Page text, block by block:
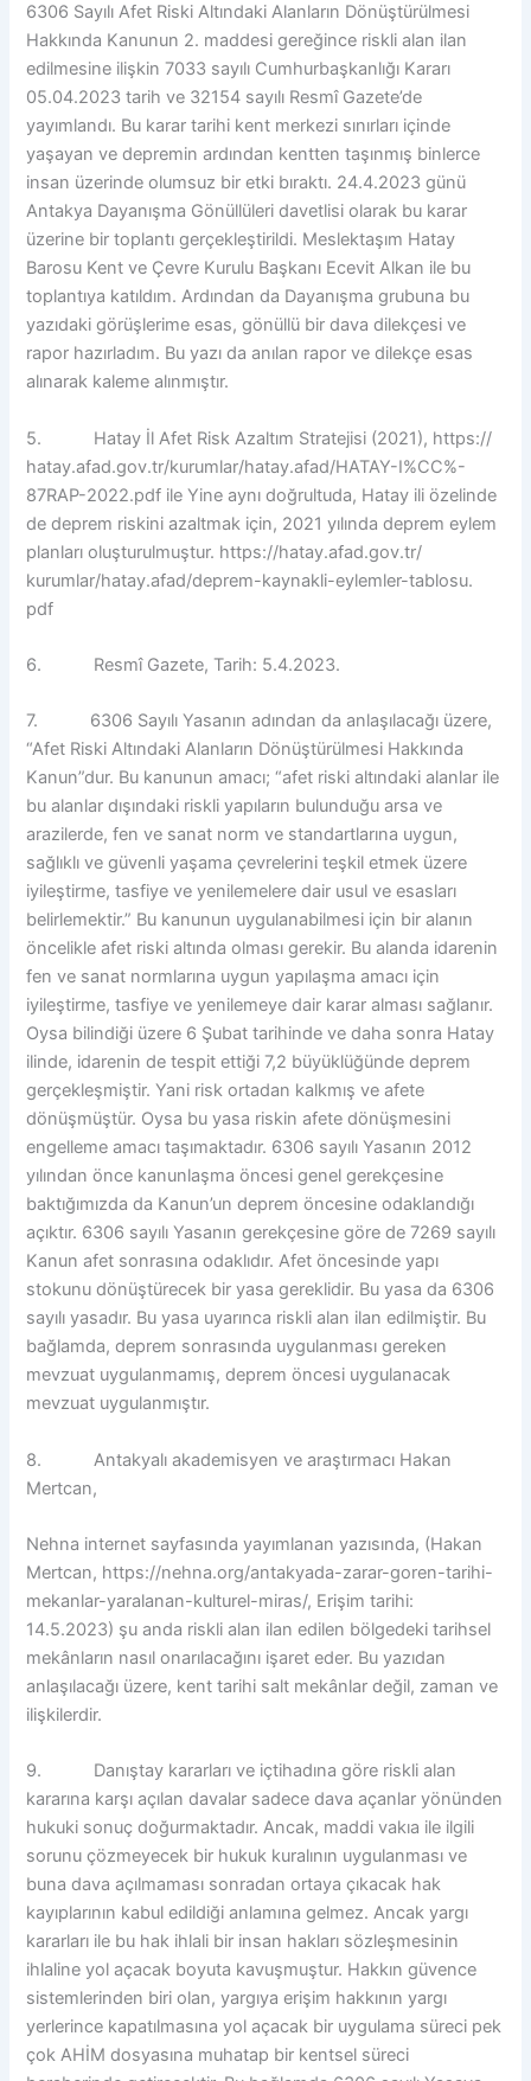
6306 Sayılı Afet Riski Altındaki Alanların Dönüştürülmesi
Hakkında Kanunun 2. maddesi gereğince riskli alan ilan
edilmesine ilişkin 7033 sayılı Cumhurbaşkanlığı Kararı
05.04.2023 tarih ve 32154 sayılı Resmî Gazete’de
yayımlandı. Bu karar tarihi kent merkezi sınırları içinde
yaşayan ve depremin ardından kentten taşınmış binlerce
insan üzerinde olumsuz bir etki bıraktı. 24.4.2023 günü
Antakya Dayanışma Gönüllüleri davetlisi olarak bu karar
üzerine bir toplantı gerçekleştirildi. Meslektaşım Hatay
Barosu Kent ve Çevre Kurulu Başkanı Ecevit Alkan ile bu
toplantıya katıldım. Ardından da Dayanışma grubuna bu
yazıdaki görüşlerime esas, gönüllü bir dava dilekçesi ve
rapor hazırladım. Bu yazı da anılan rapor ve dilekçe esas
alınarak kaleme alınmıştır.
5. Hatay İl Afet Risk Azaltım Stratejisi (2021), https://
hatay.afad.gov.tr/kurumlar/hatay.afad/HATAY-I%CC%-
87RAP-2022.pdf ile Yine aynı doğrultuda, Hatay ili özelinde
de deprem riskini azaltmak için, 2021 yılında deprem eylem
planları oluşturulmuştur. https://hatay.afad.gov.tr/
kurumlar/hatay.afad/deprem-kaynakli-eylemler-tablosu.
pdf
6. Resmî Gazete, Tarih: 5.4.2023.
7. 6306 Sayılı Yasanın adından da anlaşılacağı üzere,
“Afet Riski Altındaki Alanların Dönüştürülmesi Hakkında
Kanun”dur. Bu kanunun amacı; “afet riski altındaki alanlar ile
bu alanlar dışındaki riskli yapıların bulunduğu arsa ve
arazilerde, fen ve sanat norm ve standartlarına uygun,
sağlıklı ve güvenli yaşama çevrelerini teşkil etmek üzere
iyileştirme, tasfiye ve yenilemelere dair usul ve esasları
belirlemektir.” Bu kanunun uygulanabilmesi için bir alanın
öncelikle afet riski altında olması gerekir. Bu alanda idarenin
fen ve sanat normlarına uygun yapılaşma amacı için
iyileştirme, tasfiye ve yenilemeye dair karar alması sağlanır.
Oysa bilindiği üzere 6 Şubat tarihinde ve daha sonra Hatay
ilinde, idarenin de tespit ettiği 7,2 büyüklüğünde deprem
gerçekleşmiştir. Yani risk ortadan kalkmış ve afete
dönüşmüştür. Oysa bu yasa riskin afete dönüşmesini
engelleme amacı taşımaktadır. 6306 sayılı Yasanın 2012
yılından önce kanunlaşma öncesi genel gerekçesine
baktığımızda da Kanun’un deprem öncesine odaklandığı
açıktır. 6306 sayılı Yasanın gerekçesine göre de 7269 sayılı
Kanun afet sonrasına odaklıdır. Afet öncesinde yapı
stokunu dönüştürecek bir yasa gereklidir. Bu yasa da 6306
sayılı yasadır. Bu yasa uyarınca riskli alan ilan edilmiştir. Bu
bağlamda, deprem sonrasında uygulanması gereken
mevzuat uygulanmamış, deprem öncesi uygulanacak
mevzuat uygulanmıştır.
8. Antakyalı akademisyen ve araştırmacı Hakan
Mertcan,
Nehna internet sayfasında yayımlanan yazısında, (Hakan
Mertcan, https://nehna.org/antakyada-zarar-goren-tarihi-
mekanlar-yaralanan-kulturel-miras/, Erişim tarihi:
14.5.2023) şu anda riskli alan ilan edilen bölgedeki tarihsel
mekânların nasıl onarılacağını işaret eder. Bu yazıdan
anlaşılacağı üzere, kent tarihi salt mekânlar değil, zaman ve
ilişkilerdir.
9. Danıştay kararları ve içtihadına göre riskli alan
kararına karşı açılan davalar sadece dava açanlar yönünden
hukuki sonuç doğurmaktadır. Ancak, maddi vakıa ile ilgili
sorunu çözmeyecek bir hukuk kuralının uygulanması ve
buna dava açılmaması sonradan ortaya çıkacak hak
kayıplarının kabul edildiği anlamına gelmez. Ancak yargı
kararları ile bu hak ihlali bir insan hakları sözleşmesinin
ihlaline yol açacak boyuta kavuşmuştur. Hakkın güvence
sistemlerinden biri olan, yargıya erişim hakkının yargı
yerlerince kapatılmasına yol açacak bir uygulama süreci pek
çok AHİM dosyasına muhatap bir kentsel süreci